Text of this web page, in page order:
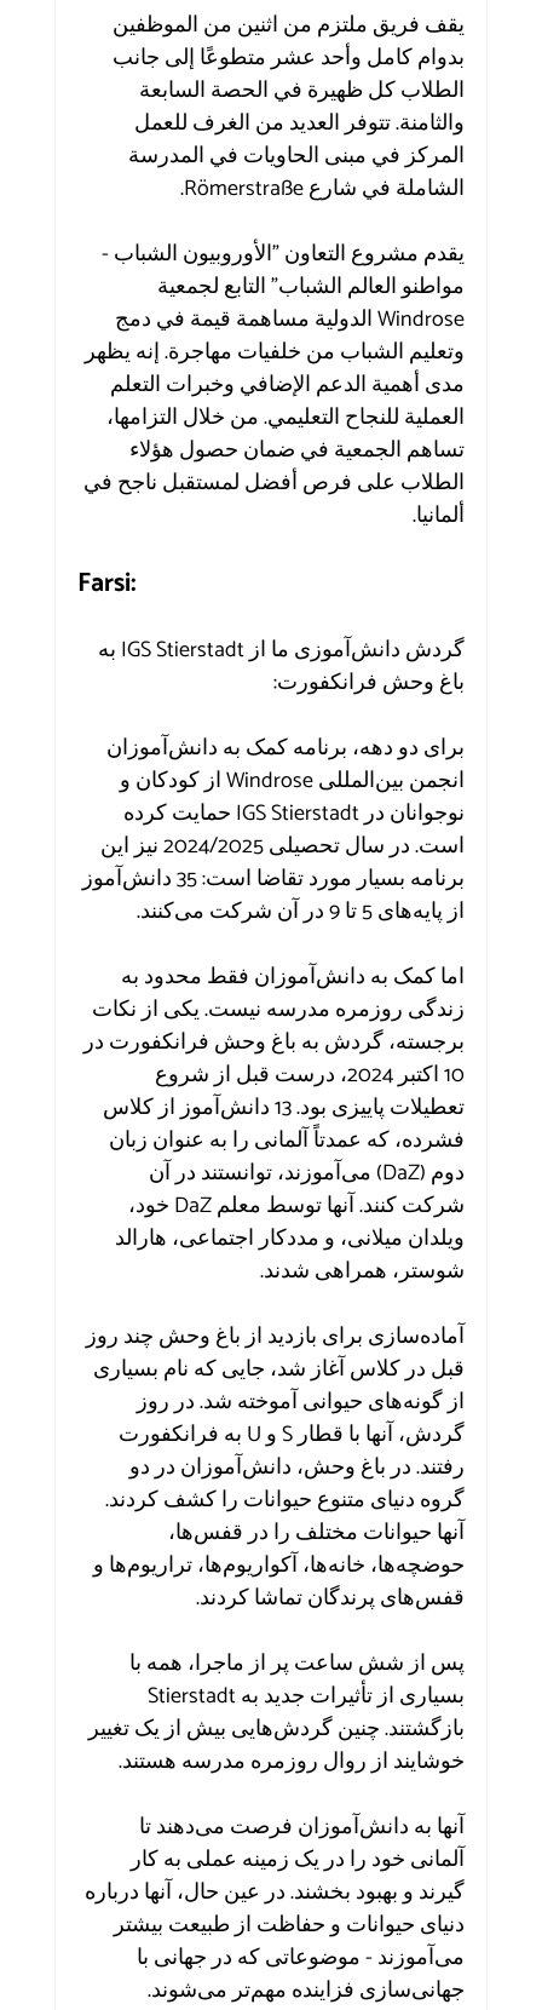
يقف فريق ملتزم من اثنين من الموظفين
بدوام كامل وأحد عشر متطوعًا إلى جانب
الطلاب كل ظهيرة في الحصة السابعة
والثامنة. تتوفر العديد من الغرف للعمل
المركز في مبنى الحاويات في المدرسة
الشاملة في شارع Römerstraße.
يقدم مشروع التعاون "الأوروبيون الشباب -
مواطنو العالم الشباب" التابع لجمعية
Windrose الدولية مساهمة قيمة في دمج
وتعليم الشباب من خلفيات مهاجرة. إنه يظهر
مدى أهمية الدعم الإضافي وخبرات التعلم
العملية للنجاح التعليمي. من خلال التزامها،
تساهم الجمعية في ضمان حصول هؤلاء
الطلاب على فرص أفضل لمستقبل ناجح في
ألمانيا.
Farsi:
گردش دانش‌آموزی ما از IGS Stierstadt به
باغ وحش فرانکفورت:
برای دو دهه، برنامه کمک به دانش‌آموزان
انجمن بین‌المللی Windrose از کودکان و
نوجوانان در IGS Stierstadt حمایت کرده
است. در سال تحصیلی 2024/2025 نیز این
برنامه بسیار مورد تقاضا است: 35 دانش‌آموز
از پایه‌های 5 تا 9 در آن شرکت می‌کنند.
اما کمک به دانش‌آموزان فقط محدود به
زندگی روزمره مدرسه نیست. یکی از نکات
برجسته، گردش به باغ وحش فرانکفورت در
10 اکتبر 2024، درست قبل از شروع
تعطیلات پاییزی بود. 13 دانش‌آموز از کلاس
فشرده، که عمدتاً آلمانی را به عنوان زبان
دوم (DaZ) می‌آموزند، توانستند در آن
شرکت کنند. آنها توسط معلم DaZ خود،
ویلدان میلانی، و مددکار اجتماعی، هارالد
شوستر، همراهی شدند.
آماده‌سازی برای بازدید از باغ وحش چند روز
قبل در کلاس آغاز شد، جایی که نام بسیاری
از گونه‌های حیوانی آموخته شد. در روز
گردش، آنها با قطار S و U به فرانکفورت
رفتند. در باغ وحش، دانش‌آموزان در دو
گروه دنیای متنوع حیوانات را کشف کردند.
آنها حیوانات مختلف را در قفس‌ها،
حوضچه‌ها، خانه‌ها، آکواریوم‌ها، تراریوم‌ها و
قفس‌های پرندگان تماشا کردند.
پس از شش ساعت پر از ماجرا، همه با
بسیاری از تأثیرات جدید به Stierstadt
بازگشتند. چنین گردش‌هایی بیش از یک تغییر
خوشایند از روال روزمره مدرسه هستند.
آنها به دانش‌آموزان فرصت می‌دهند تا
آلمانی خود را در یک زمینه عملی به کار
گیرند و بهبود بخشند. در عین حال، آنها درباره
دنیای حیوانات و حفاظت از طبیعت بیشتر
می‌آموزند - موضوعاتی که در جهانی با
جهانی‌سازی فزاینده مهم‌تر می‌شوند.